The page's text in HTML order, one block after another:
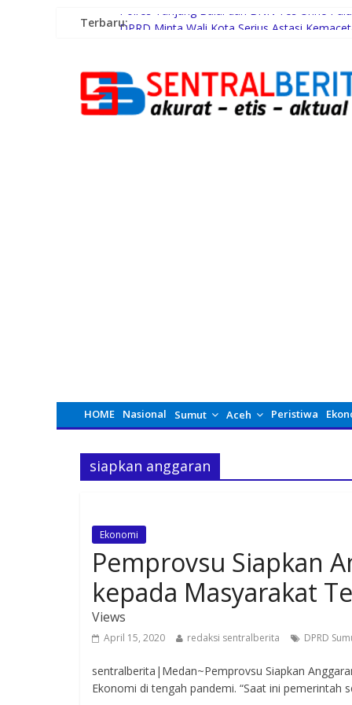
Terbaru:Polres Tanjung Balai dan BNN Tes Urine
Kasat Samapta Pimpin Apel Pagi Polres
Cegah Balap Liar dan Kejahatan Jalanan,
HOME Nasional Sumut Aceh Peristiwa
siapkan anggaran
Ekonomi
Pemprovsu Siapkan
kepada Masyarakat
Views
April 15, 2020 redaksi sentralberita DPRD
sentralberita|Medan~Pemprovsu Siapkan
Ekonomi di tengah pandemi. “Saat ini pemerintah